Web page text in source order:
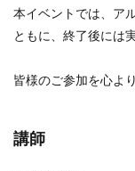
本イベントでは、ア
ともに、終了後には
皆様のご参加を心よ
講師